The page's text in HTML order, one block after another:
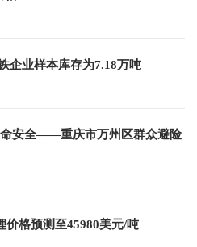
企业样本库存为7.18万吨
安全——重庆市万州区群众避险
价格预测至45980美元/吨